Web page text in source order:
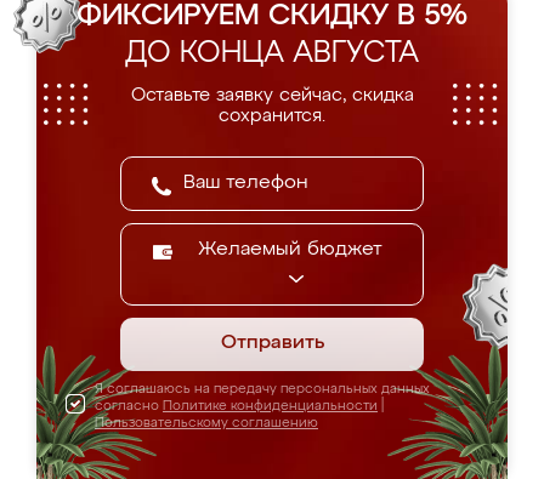
ФИКСИРУЕМ СКИДКУ В 5%
ДО КОНЦА АВГУСТА
Оставьте заявку сейчас, скидка
сохранится.
Желаемый бюджет
Отправить
Я соглашаюсь на передачу персональных данных
согласно Политике конфиденциальности
Пользовательскому соглашению